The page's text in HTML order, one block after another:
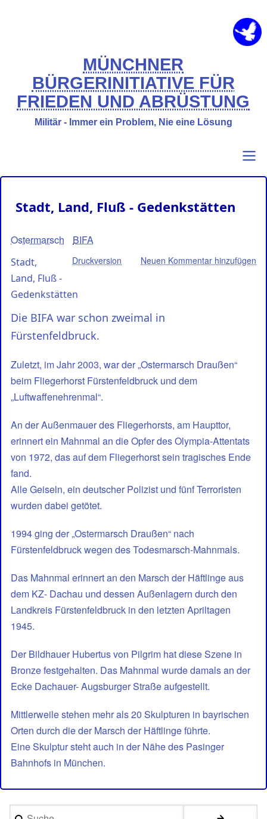
MÜNCHNER
BÜRGERINITIATIVE FÜR
FRIEDEN UND ABRÜSTUNG
Militär - Immer ein Problem, Nie eine Lösung
links
Stadt, Land, Fluß - Gedenkstätten
Ostermarsch BIFA
Druckversion Neuen Kommentar hinzufügen
Stadt,
Land, Fluß -
Gedenkstätten
Die BIFA war schon zweimal in
Fürstenfeldbruck.
Zuletzt, im Jahr 2003, war der „Ostermarsch Draußen“
beim Fliegerhorst Fürstenfeldbruck und dem
„Luftwaffenehrenmal“.
An der Außenmauer des Fliegerhorsts, am Haupttor,
erinnert ein Mahnmal an die Opfer des Olympia-Attentats
von 1972, das auf dem Fliegerhorst sein tragisches Ende
fand.
Alle Geiseln, ein deutscher Polizist und fünf Terroristen
wurden dabei getötet.
1994 ging der „Ostermarsch Draußen“ nach
Fürstenfeldbruck wegen des Todesmarsch-Mahnmals.
Das Mahnmal erinnert an den Marsch der Häftlinge aus
dem KZ- Dachau und dessen Außenlagern durch den
Landkreis Fürstenfeldbruck in den letzten Apriltagen
1945.
Der Bildhauer Hubertus von Pilgrim hat diese Szene in
Bronze festgehalten. Das Mahnmal wurde damals an der
Ecke Dachauer- Augsburger Straße aufgestellt.
Mittlerweile stehen mehr als 20 Skulpturen in bayrischen
Orten durch die der Marsch der Häftlinge führte.
Eine Skulptur steht auch in der Nähe des Pasinger
Bahnhofs in München.
Suche